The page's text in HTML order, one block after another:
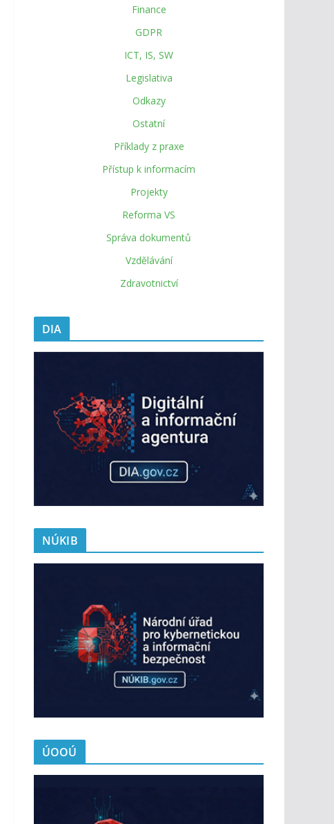
Finance
GDPR
ICT, IS, SW
Legislativa
Odkazy
Ostatní
Příklady z praxe
Přístup k informacím
Projekty
Reforma VS
Správa dokumentů
Vzdělávání
Zdravotnictví
DIA
NÚKIB
ÚOOÚ